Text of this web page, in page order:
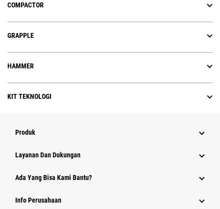
COMPACTOR
GRAPPLE
HAMMER
KIT TEKNOLOGI
Produk
Layanan Dan Dukungan
Ada Yang Bisa Kami Bantu?
Info Perusahaan